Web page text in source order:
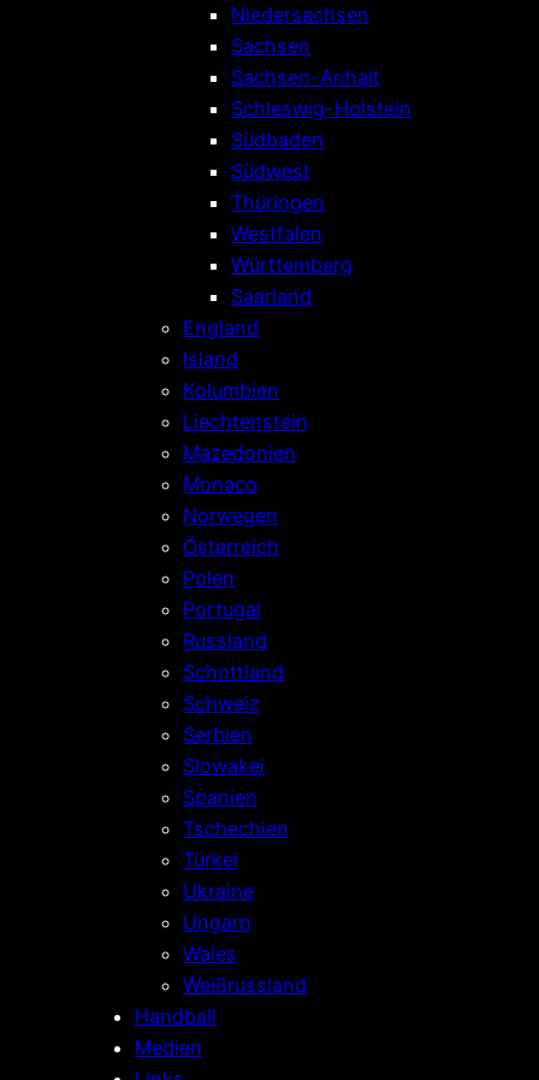
Niedersachsen
Sachsen
Sachsen-Anhalt
Schleswig-Holstein
Südbaden
Südwest
Thüringen
Westfalen
Württemberg
Saarland
England
Island
Kolumbien
Liechtenstein
Mazedonien
Monaco
Norwegen
Österreich
Polen
Portugal
Russland
Schottland
Schweiz
Serbien
Slowakei
Spanien
Tschechien
Türkei
Ukraine
Ungarn
Wales
Weißrussland
Handball
Medien